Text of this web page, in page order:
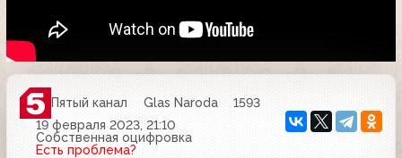
Пятый канал Glas Naroda
1593
19 февраля 2023, 21:10
Собственная оцифровка
Есть проблема?